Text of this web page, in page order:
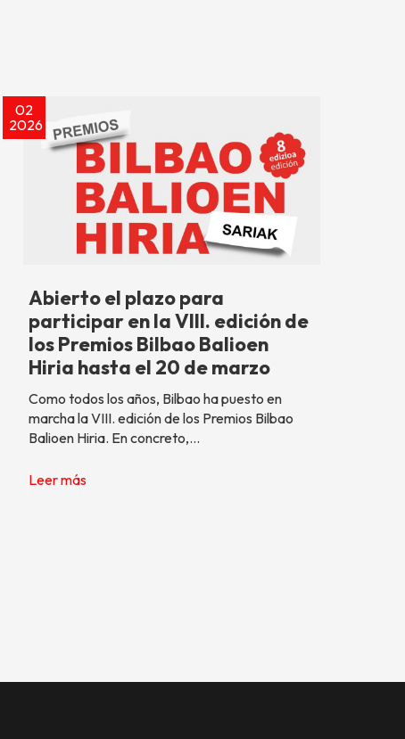
02
2026
Abierto el plazo para
participar en la VIII. edición de
los Premios Bilbao Balioen
Hiria hasta el 20 de marzo
Como todos los años, Bilbao ha puesto en
marcha la VIII. edición de los Premios Bilbao
Balioen Hiria. En concreto,…
Leer más